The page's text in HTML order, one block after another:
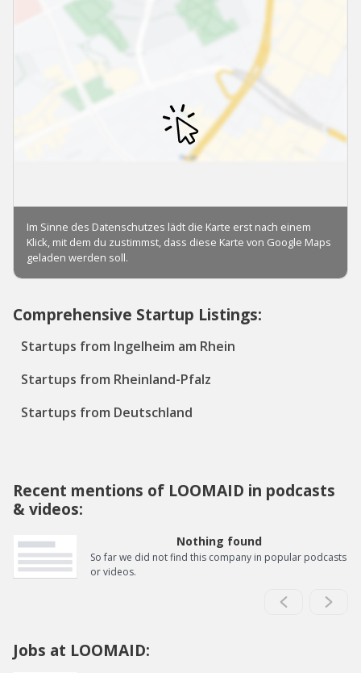
Comprehensive Startup Listings:
Startups from Ingelheim am Rhein
Startups from Rheinland-Pfalz
Startups from Deutschland
Recent mentions of LOOMAID in podcasts
& videos:
Nothing found
So far we did not find this company in popular podcasts
or videos.
Jobs at LOOMAID: